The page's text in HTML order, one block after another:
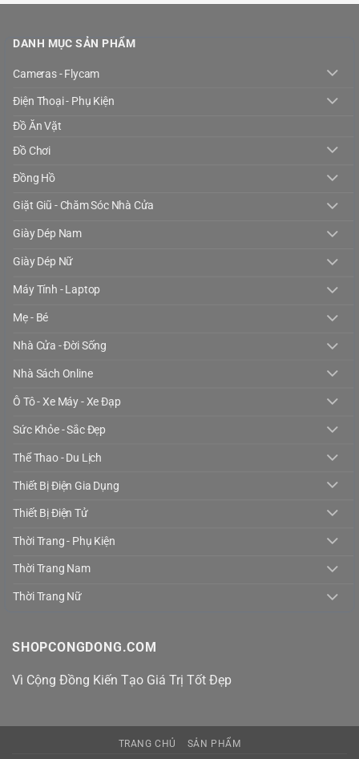
DANH MỤC SẢN PHẨM
Cameras - Flycam
Điện Thoại - Phụ Kiện
Đồ Ăn Vặt
Đồ Chơi
Đồng Hồ
Giặt Giũ - Chăm Sóc Nhà Cửa
Giày Dép Nam
Giày Dép Nữ
Máy Tính - Laptop
Mẹ - Bé
Nhà Cửa - Đời Sống
Nhà Sách Online
Ô Tô - Xe Máy - Xe Đạp
Sức Khỏe - Sắc Đẹp
Thể Thao - Du Lịch
Thiết Bị Điện Gia Dụng
Thiết Bị Điện Tử
Thời Trang - Phụ Kiện
Thời Trang Nam
Thời Trang Nữ
SHOPCONGDONG.COM
Vì Cộng Đồng Kiến Tạo Giá Trị Tốt Đẹp
TRANG CHỦ SẢN PHẨM